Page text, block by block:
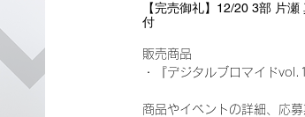
【完売御礼】12/20 3部 片
付
販売商品
・『デジタルブロマイド
商品やイベントの詳細、応